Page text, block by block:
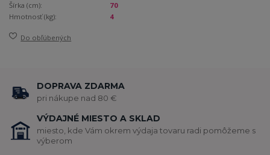
Šírka (cm):
70
Hmotnosť (kg):
4
Do obľúbených
DOPRAVA ZDARMA
pri nákupe nad 80 €
VÝDAJNÉ MIESTO A SKLAD
miesto, kde Vám okrem výdaja tovaru radi pomôžeme s
výberom